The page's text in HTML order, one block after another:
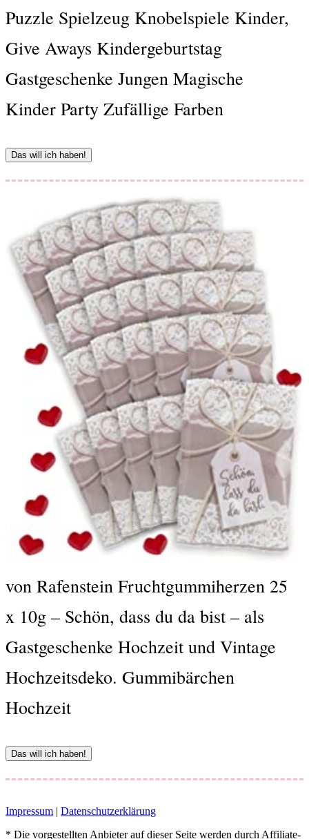
Puzzle Spielzeug Knobelspiele Kinder,
Give Aways Kindergeburtstag
Gastgeschenke Jungen Magische
Kinder Party Zufällige Farben
Das will ich haben!
von Rafenstein Fruchtgummiherzen 25
x 10g – Schön, dass du da bist – als
Gastgeschenke Hochzeit und Vintage
Hochzeitsdeko. Gummibärchen
Hochzeit
Das will ich haben!
Impressum | Datenschutzerklärung
* Die vorgestellten Anbieter auf dieser Seite werden durch Affiliate-